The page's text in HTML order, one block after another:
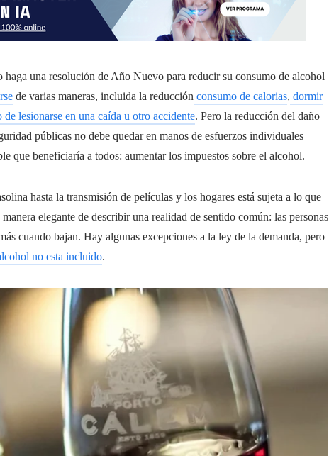
haga una resolución de Año Nuevo para reducir su consumo de alcohol
de varias maneras, incluida la reducción consumo de calorias, dormir
de lesionarse en una caída u otro accidente. Pero la reducción del daño
públicas no debe quedar en manos de esfuerzos individuales
que beneficiaría a todos: aumentar los impuestos sobre el alcohol.
hasta la transmisión de películas y los hogares está sujeta a lo que
elegante de describir una realidad de sentido común: las personas
cuando bajan. Hay algunas excepciones a la ley de la demanda, pero
no esta incluido.